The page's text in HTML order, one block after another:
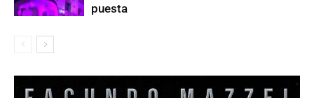
puesta